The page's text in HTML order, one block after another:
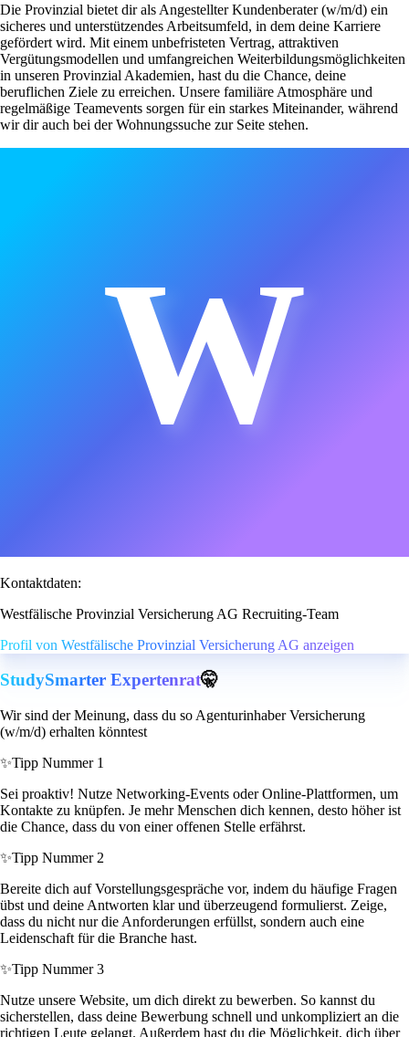
Die Provinzial bietet dir als Angestellter Kundenberater (w/m/d) ein
sicheres und unterstützendes Arbeitsumfeld, in dem deine Karriere
gefördert wird. Mit einem unbefristeten Vertrag, attraktiven
Vergütungsmodellen und umfangreichen Weiterbildungsmöglichkeiten
in unseren Provinzial Akademien, hast du die Chance, deine
beruflichen Ziele zu erreichen. Unsere familiäre Atmosphäre und
regelmäßige Teamevents sorgen für ein starkes Miteinander, während
wir dir auch bei der Wohnungssuche zur Seite stehen.
W
Kontaktdaten:
Westfälische Provinzial Versicherung AG Recruiting-Team
Profil von Westfälische Provinzial Versicherung AG anzeigen
StudySmarter Expertenrat🤫
Wir sind der Meinung, dass du so Agenturinhaber Versicherung
(w/m/d) erhalten könntest
✨Tipp Nummer 1
Sei proaktiv! Nutze Networking-Events oder Online-Plattformen, um
Kontakte zu knüpfen. Je mehr Menschen dich kennen, desto höher ist
die Chance, dass du von einer offenen Stelle erfährst.
✨Tipp Nummer 2
Bereite dich auf Vorstellungsgespräche vor, indem du häufige Fragen
übst und deine Antworten klar und überzeugend formulierst. Zeige,
dass du nicht nur die Anforderungen erfüllst, sondern auch eine
Leidenschaft für die Branche hast.
✨Tipp Nummer 3
Nutze unsere Website, um dich direkt zu bewerben. So kannst du
sicherstellen, dass deine Bewerbung schnell und unkompliziert an die
richtigen Leute gelangt. Außerdem hast du die Möglichkeit, dich über